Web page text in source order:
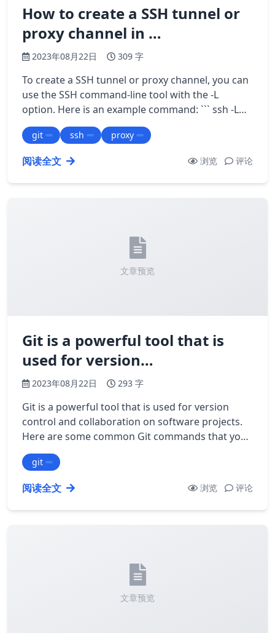
How to create a SSH tunnel or
proxy channel in …
2023年08月22日 309 字
To create a SSH tunnel or proxy channel, you can
use the SSH command-line tool with the -L
option. Here is an example command: ``` ssh -L
local_port:target_host:target_port use…
git ssh proxy
阅读全文 浏览 评论
文章预览
Git is a powerful tool that is
used for version…
2023年08月22日 293 字
Git is a powerful tool that is used for version
control and collaboration on software projects.
Here are some common Git commands that you
git
阅读全文 浏览 评论
文章预览